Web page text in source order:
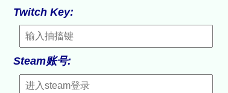
Twitch Key:
Steam账号: